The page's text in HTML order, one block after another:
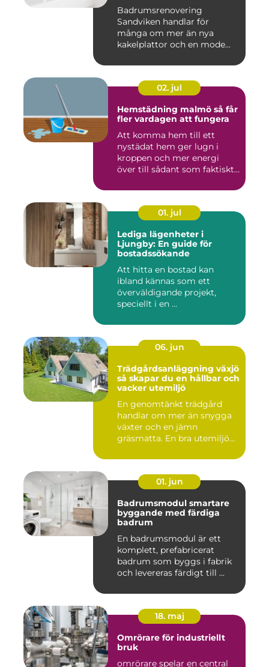
Badrumsrenovering
Sandviken handlar för
många om mer än nya
kakelplattor och en mode...
02. jul
Hemstädning malmö så får
fler vardagen att fungera
Att komma hem till ett
nystädat hem ger lugn i
kroppen och mer energi
över till sådant som faktiskt
01. jul
Lediga lägenheter i
Ljungby: En guide för
bostadssökande
Att hitta en bostad kan
ibland kännas som ett
överväldigande projekt,
speciellt i en ...
06. jun
Trädgårdsanläggning växjö
så skapar du en hållbar och
vacker utemiljö
En genomtänkt trädgård
handlar om mer än snygga
växter och en jämn
gräsmatta. En bra utemiljö
01. jun
Badrumsmodul smartare
byggande med färdiga
badrum
En badrumsmodul är ett
komplett, prefabricerat
badrum som byggs i fabrik
och levereras färdigt till ...
18. maj
Omrörare för industriellt
bruk
omrörare spelar en central